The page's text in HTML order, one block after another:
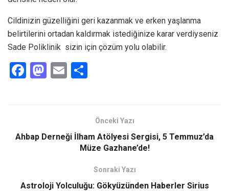
Cildinizin güzelliğini geri kazanmak ve erken yaşlanma
belirtilerini ortadan kaldırmak istediğinize karar verdiyseniz
Sade Poliklinik sizin için çözüm yolu olabilir.
F
o
M
d
E
Önceki Yazı
Ahbap Derneği İlham Atölyesi Sergisi, 5 Temmuz’da
Müze Gazhane’de!
Sonraki Yazı
Astroloji Yolculuğu: Gökyüzünden Haberler Sirius